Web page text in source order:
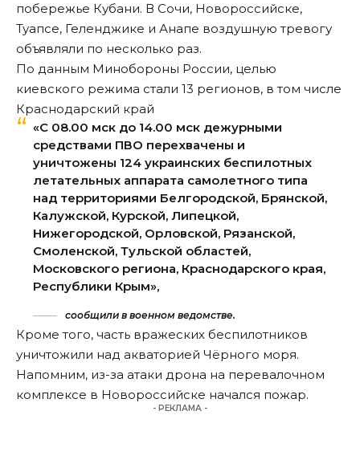
побережье Кубани. В Сочи, Новороссийске,
Туапсе, Геленджике и Анапе воздушную тревогу
объявляли по несколько раз.
По данным Минобороны России, целью
киевского режима стали 13 регионов, в том числе
Краснодарский край
«C 08.00 мск до 14.00 мск дежурными
средствами ПВО перехвачены и
уничтожены 124 украинских беспилотных
летательных аппарата самолетного типа
над территориями Белгородской, Брянской,
Калужской, Курской, Липецкой,
Нижегородской, Орловской, Рязанской,
Смоленской, Тульской областей,
Московского региона, Краснодарского края,
Республики Крым»,
сообщили в военном ведомстве.
Кроме того, часть вражеских беспилотников
уничтожили над акваторией Чёрного моря.
Напомним, из-за атаки дрона на перевалочном
комплексе в Новороссийске начался пожар.
- РЕКЛАМА -